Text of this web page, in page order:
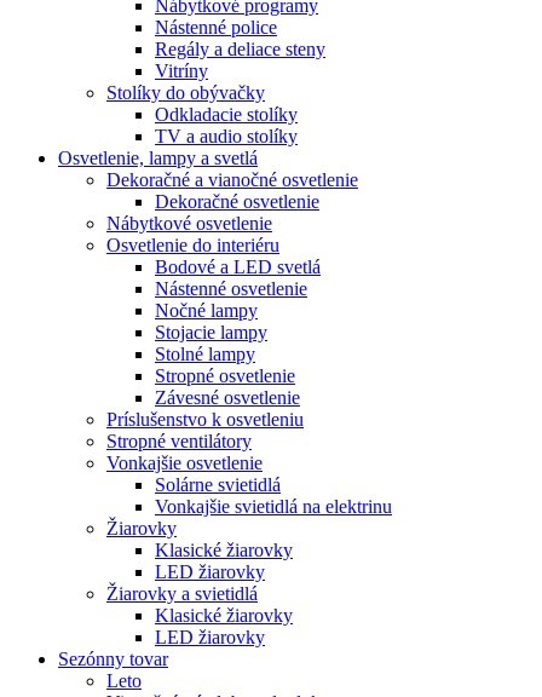
Nábytkové programy
Nástenné police
Regály a deliace steny
Vitríny
Stolíky do obývačky
Odkladacie stolíky
TV a audio stolíky
Osvetlenie, lampy a svetlá
Dekoračné a vianočné osvetlenie
Dekoračné osvetlenie
Nábytkové osvetlenie
Osvetlenie do interiéru
Bodové a LED svetlá
Nástenné osvetlenie
Nočné lampy
Stojacie lampy
Stolné lampy
Stropné osvetlenie
Závesné osvetlenie
Príslušenstvo k osvetleniu
Stropné ventilátory
Vonkajšie osvetlenie
Solárne svietidlá
Vonkajšie svietidlá na elektrinu
Žiarovky
Klasické žiarovky
LED žiarovky
Žiarovky a svietidlá
Klasické žiarovky
LED žiarovky
Sezónny tovar
Leto